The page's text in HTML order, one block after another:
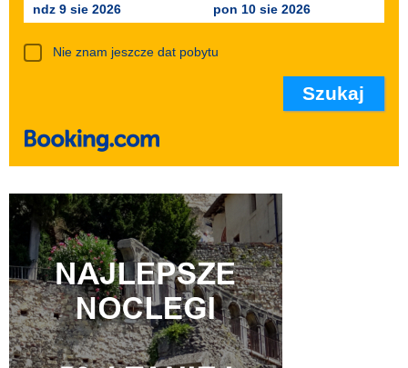
ndz 9 sie 2026 pon 10 sie 2026
Nie znam jeszcze dat pobytu